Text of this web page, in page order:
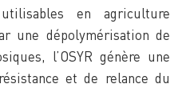
en agriculture
une dépolymérisation de
l’OSYR génère une
et de relance du